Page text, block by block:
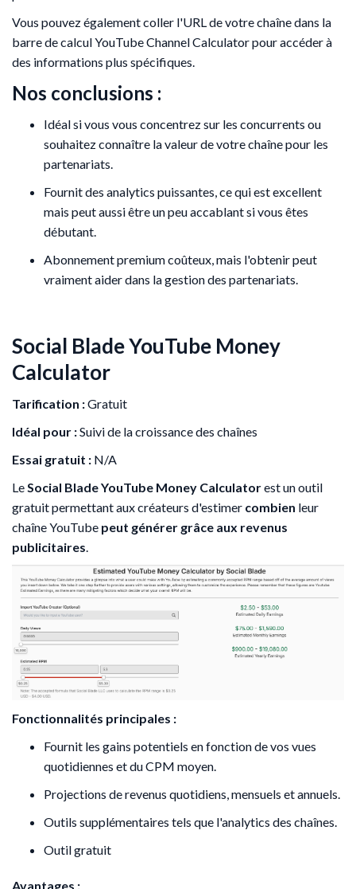
Vous pouvez également coller l'URL de votre chaîne dans la
barre de calcul YouTube Channel Calculator pour accéder à
des informations plus spécifiques.
Nos conclusions :
Idéal si vous vous concentrez sur les concurrents ou
souhaitez connaître la valeur de votre chaîne pour les
partenariats.
Fournit des analytics puissantes, ce qui est excellent
mais peut aussi être un peu accablant si vous êtes
débutant.
Abonnement premium coûteux, mais l'obtenir peut
vraiment aider dans la gestion des partenariats.
Social Blade YouTube Money
Calculator
Tarification :Gratuit
Idéal pour :Suivi de la croissance des chaînes
Essai gratuit : N/A
LeSocial Blade YouTube Money Calculatorest un outil
gratuit permettant aux créateurs d'estimer combien leur
chaîne YouTube peut générer grâce aux revenus
publicitaires.
Fonctionnalités principales :
Fournit les gains potentiels en fonction de vos vues
quotidiennes et du CPM moyen.
Projections de revenus quotidiens, mensuels et annuels.​
Outils supplémentaires tels que l'analytics des chaînes.
Outil gratuit
Avantages :